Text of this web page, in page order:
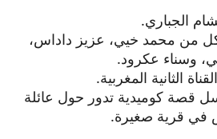
في
نافذة
جديدة.
الجباري.
من محمد خيي، عزيز داداس،
وسناء عكرود.
الثانية المغربية.
قصة كوميدية تدور حول عائلة
في قرية صغيرة.